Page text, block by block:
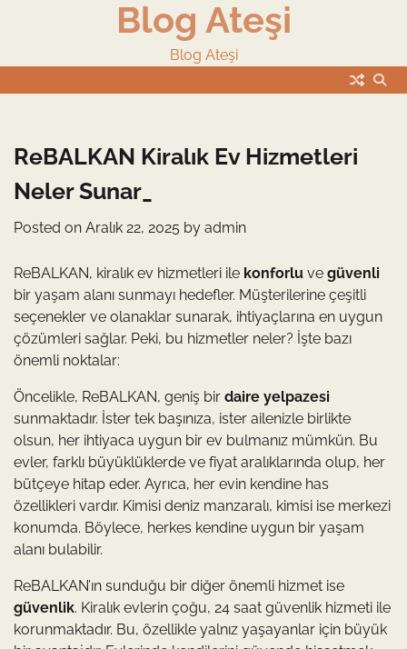
Blog Ateşi
Blog Ateşi
ReBALKAN Kiralık Ev Hizmetleri
Neler Sunar_
Posted on Aralık 22, 2025 by admin
ReBALKAN, kiralık ev hizmetleri ile konforlu ve güvenli
bir yaşam alanı sunmayı hedefler. Müşterilerine çeşitli
seçenekler ve olanaklar sunarak, ihtiyaçlarına en uygun
çözümleri sağlar. Peki, bu hizmetler neler? İşte bazı
önemli noktalar:
Öncelikle, ReBALKAN, geniş bir daire yelpazesi
sunmaktadır. İster tek başınıza, ister ailenizle birlikte
olsun, her ihtiyaca uygun bir ev bulmanız mümkün. Bu
evler, farklı büyüklüklerde ve fiyat aralıklarında olup, her
bütçeye hitap eder. Ayrıca, her evin kendine has
özellikleri vardır. Kimisi deniz manzaralı, kimisi ise merkezi
konumda. Böylece, herkes kendine uygun bir yaşam
alanı bulabilir.
ReBALKAN’ın sunduğu bir diğer önemli hizmet ise
güvenlik. Kiralık evlerin çoğu, 24 saat güvenlik hizmeti ile
korunmaktadır. Bu, özellikle yalnız yaşayanlar için büyük